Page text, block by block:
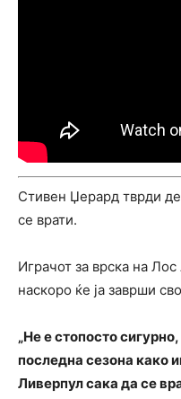
Стивен Џерард тврди
се врати.
Играчот за врска на
наскоро ќе ја заврши
„Не е стопосто
последна сезона како
Ливерпул сака да се